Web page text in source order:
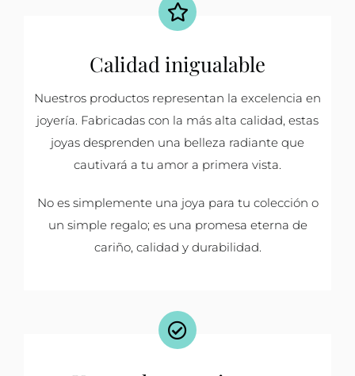
Calidad inigualable
Nuestros productos representan la excelencia en
joyería. Fabricadas con la más alta calidad, estas
joyas desprenden una belleza radiante que
cautivará a tu amor a primera vista.
No es simplemente una joya para tu colección o
un simple regalo; es una promesa eterna de
cariño, calidad y durabilidad.